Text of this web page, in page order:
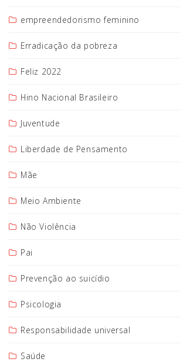
empreendedorismo feminino
Erradicação da pobreza
Feliz 2022
Hino Nacional Brasileiro
Juventude
Liberdade de Pensamento
Mãe
Meio Ambiente
Não Violência
Pai
Prevenção ao suicídio
Psicologia
Responsabilidade universal
Saúde